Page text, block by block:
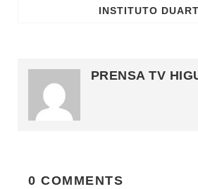
PRENSA TV
0 COMMENTS